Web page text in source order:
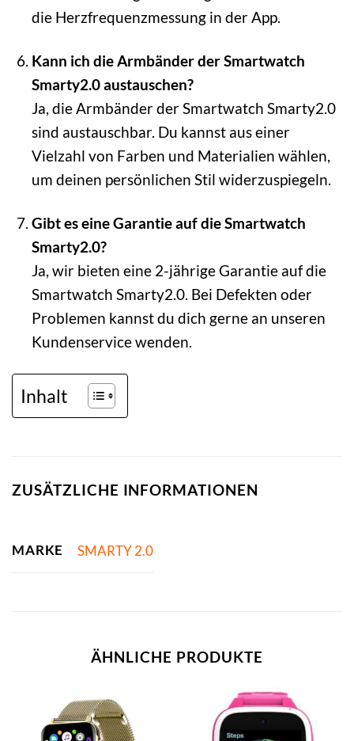
die Herzfrequenzmessung in der App.
Kann ich die Armbänder der Smartwatch
Smarty2.0 austauschen?
Ja, die Armbänder der Smartwatch Smarty2.0
sind austauschbar. Du kannst aus einer
Vielzahl von Farben und Materialien wählen,
um deinen persönlichen Stil widerzuspiegeln.
Gibt es eine Garantie auf die Smartwatch
Smarty2.0?
Ja, wir bieten eine 2-jährige Garantie auf die
Smartwatch Smarty2.0. Bei Defekten oder
Problemen kannst du dich gerne an unseren
Kundenservice wenden.
Inhalt
ZUSÄTZLICHE INFORMATIONEN
MARKE SMARTY 2.0
ÄHNLICHE PRODUKTE